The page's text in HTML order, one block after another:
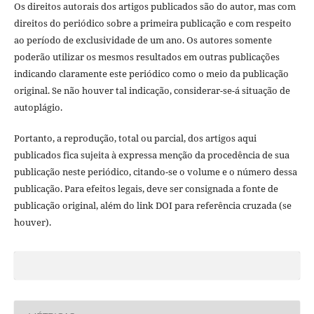
Os direitos autorais dos artigos publicados são do autor, mas com
direitos do periódico sobre a primeira publicação e com respeito
ao período de exclusividade de um ano. Os autores somente
poderão utilizar os mesmos resultados em outras publicações
indicando claramente este periódico como o meio da publicação
original. Se não houver tal indicação, considerar-se-á situação de
autoplágio.
Portanto, a reprodução, total ou parcial, dos artigos aqui
publicados fica sujeita à expressa menção da procedência de sua
publicação neste periódico, citando-se o volume e o número dessa
publicação. Para efeitos legais, deve ser consignada a fonte de
publicação original, além do link DOI para referência cruzada (se
houver).